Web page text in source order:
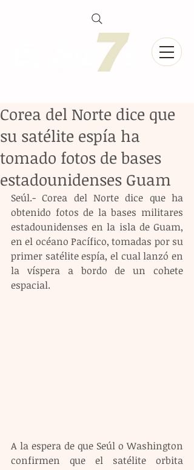
Corea del Norte dice que
su satélite espía ha
tomado fotos de bases
estadounidenses Guam
Seúl.- Corea del Norte dice que ha
obtenido fotos de la bases militares
estadounidenses en la isla de Guam,
en el océano Pacífico, tomadas por su
primer satélite espía, el cual lanzó en
la víspera a bordo de un cohete
espacial.
A la espera de que Seúl o Washington
confirmen que el satélite orbita